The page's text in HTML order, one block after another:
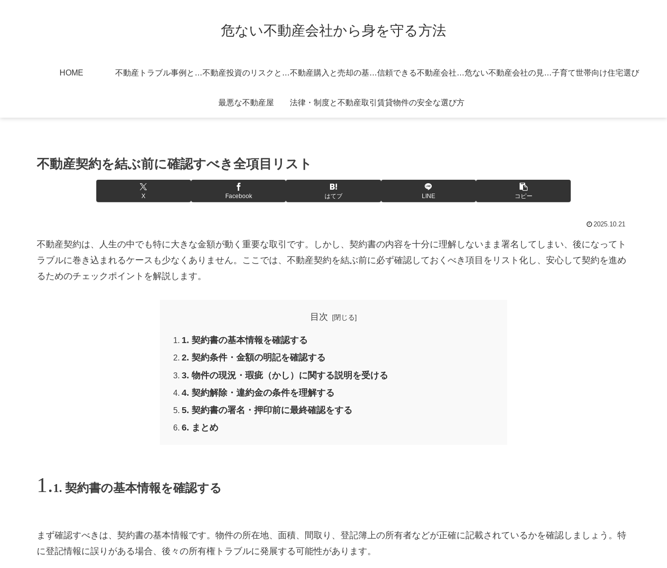
危ない不動産会社から身を守る方法
HOME 不動産トラブル事例と対策 不動産投資のリスクと対策 不動産購入と売却の基礎知識 信頼できる不動産会社の選び方 危ない不動産会社の見分け方子育て世帯向け住宅選び
最悪な不動産屋 法律・制度と不動産取引 賃貸物件の安全な選び方
不動産契約を結ぶ前に確認すべき全項目リスト
X Facebook はてブ LINE コピー
2025.10.21
不動産契約は、人生の中でも特に大きな金額が動く重要な取引です。しかし、契約書の内容を十分に理解しないまま署名してしまい、後になってト
ラブルに巻き込まれるケースも少なくありません。ここでは、不動産契約を結ぶ前に必ず確認しておくべき項目をリスト化し、安心して契約を進め
るためのチェックポイントを解説します。
目次
1. 契約書の基本情報を確認する
2. 契約条件・金額の明記を確認する
3. 物件の現況・瑕疵（かし）に関する説明を受ける
4. 契約解除・違約金の条件を理解する
5. 契約書の署名・押印前に最終確認をする
6. まとめ
1. 契約書の基本情報を確認する
まず確認すべきは、契約書の基本情報です。物件の所在地、面積、間取り、登記簿上の所有者などが正確に記載されているかを確認しましょう。特
に登記情報に誤りがある場合、後々の所有権トラブルに発展する可能性があります。